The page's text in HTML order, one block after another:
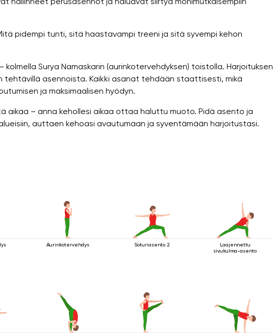
pidempi tunti, sitä haastavampi treeni ja sitä syvempi kehon
Surya Namaskarin (aurinkotervehdyksen) toistolla. Harjoituksen
asennoista. Kaikki asanat tehdään staattisesti, mikä
ja maksimaalisen hyödyn.
aikaa – anna kehollesi aikaa ottaa haluttu muoto. Pidä asento ja
auttaen kehoasi avautumaan ja syventämään harjoitustasi.
Aurinkotervehdys Soturiasento 2
Laajennettu
sivukulma-asento